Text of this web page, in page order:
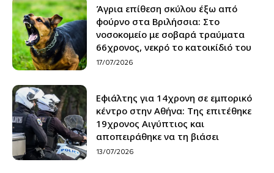
Άγρια επίθεση σκύλου έξω από
φούρνο στα Βριλήσσια: Στο
νοσοκομείο με σοβαρά τραύματα
66χρονος, νεκρό το κατοικίδιό του
17/07/2026
Εφιάλτης για 14χρονη σε εμπορικό
κέντρο στην Αθήνα: Της επιτέθηκε
19χρονος Αιγύπτιος και
αποπειράθηκε να τη βιάσει
13/07/2026